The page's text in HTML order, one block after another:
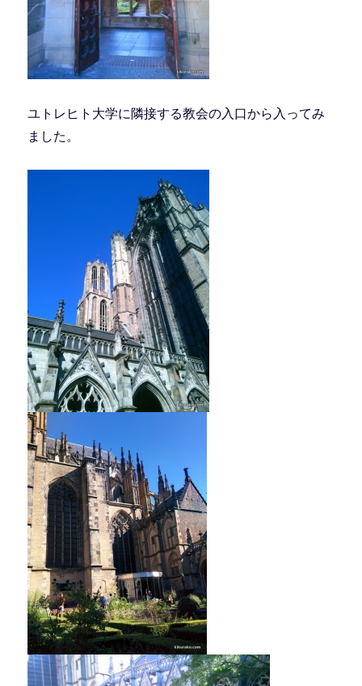
ユトレヒト大学に隣接する教会の入口から入ってみ
ました。